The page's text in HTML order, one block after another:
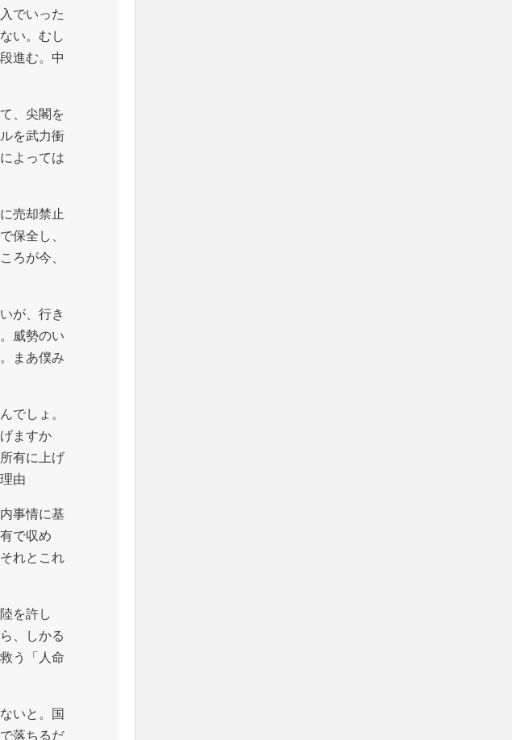
でいった
い。むし
進む。中
、尖閣を
を武力衝
よっては
売却禁止
保全し、
ろが今、
が、行き
威勢のい
まあ僕み
でしょ。
ますか
有に上げ
由
事情に基
で収め
れとこれ
を許し
、しかる
う「人命
いと。国
落ちるだ